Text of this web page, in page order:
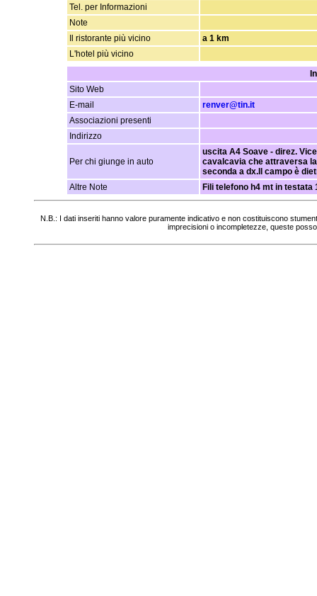
Tel. per Informazioni
Note
Il ristorante più vicino
a 1 km
L'hotel più vicino
Sito Web
E-mail
renver@tin.it
Associazioni presenti
Indirizzo
Per chi giunge in auto
uscita A4 Soave - direz.
cavalcavia che attraversa
seconda a dx.Il campo è
Altre Note
Fili telefono h4 mt in testata
N.B.: I dati inseriti hanno valore puramente indicativo e non costituiscono
imprecisioni o incompletezze, queste